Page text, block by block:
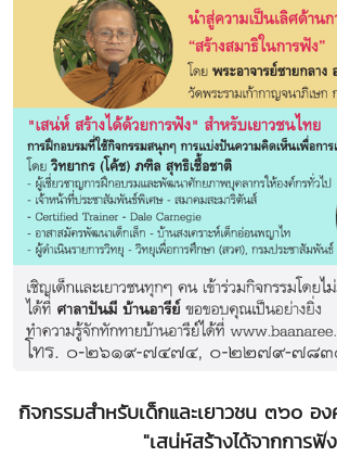
กิจกรรมสำหรับเด็กและเยาวชน ๓๖๐ อง
"เสน่ห์สร้างได้จากการฟั